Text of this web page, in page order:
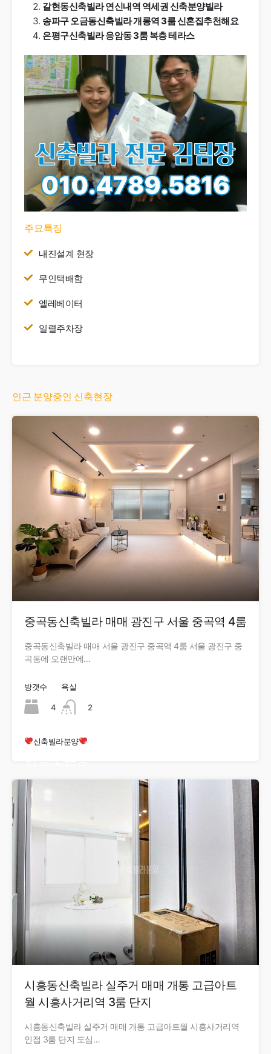
갈현동신축빌라 연신내역 역세권 신축분양빌라
송파구 오금동신축빌라 개롱역 3룸 신혼집추천해요
은평구신축빌라 응암동 3룸 복층 테라스
주요특징
내진설계 현장
무인택배함
엘레베이터
일렬주차장
인근 분양중인 신축현장
중곡동신축빌라 매매 광진구 서울 중곡역 4룸
중곡동신축빌라 매매 서울 광진구 중곡역 4룸 서울 광진구 중
곡동에 오랜만에…
방갯수
4
욕실
2
신축빌라분양
시흥동신축빌라 실주거 매매 개통 고급아트
월 시흥사거리역 3룸 단지
시흥동신축빌라 실주거 매매 개통 고급아트월 시흥사거리역
인접 3룸 단지 도심…